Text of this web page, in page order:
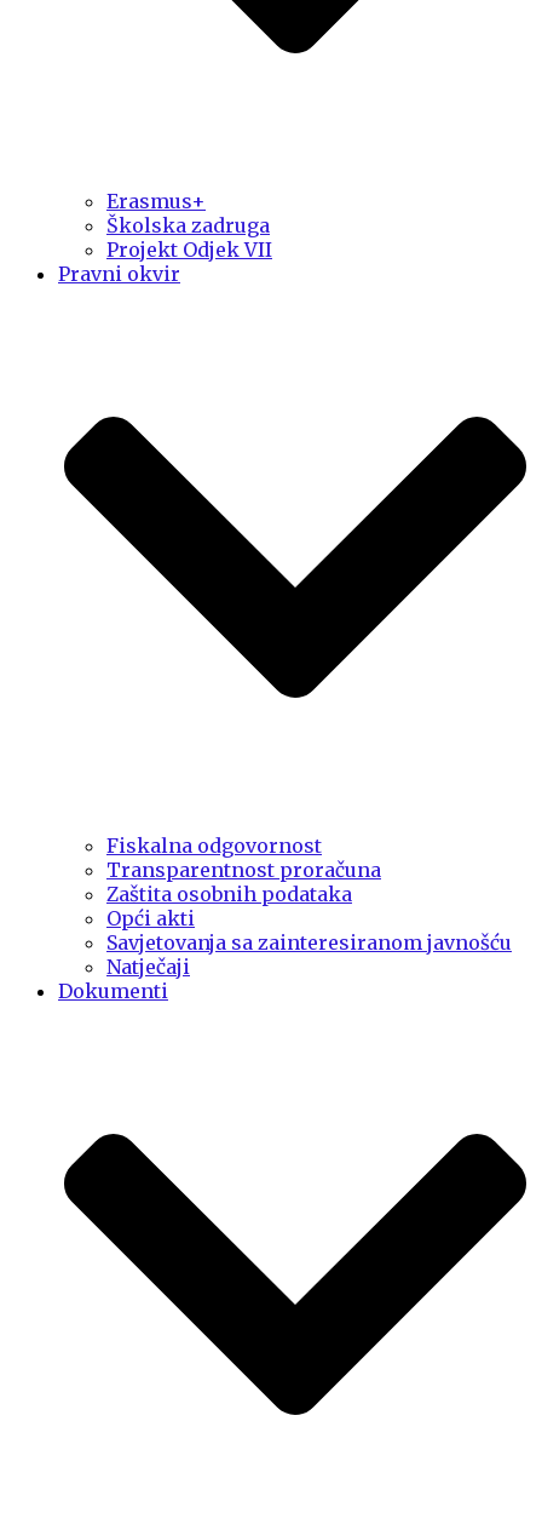
Erasmus+
Školska zadruga
Projekt Odjek VII
Pravni okvir
Fiskalna odgovornost
Transparentnost proračuna
Zaštita osobnih podataka
Opći akti
Savjetovanja sa zainteresiranom javnošću
Natječaji
Dokumenti